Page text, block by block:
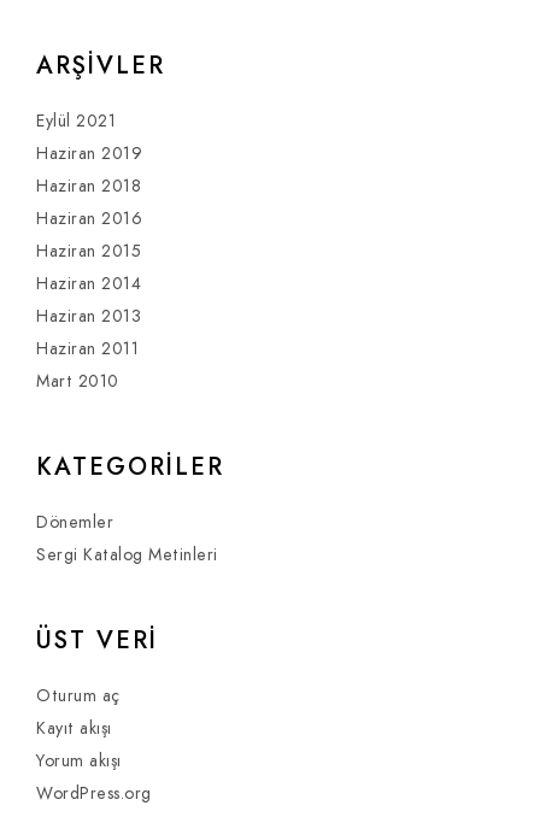
ARŞIVLER
Eylül 2021
Haziran 2019
Haziran 2018
Haziran 2016
Haziran 2015
Haziran 2014
Haziran 2013
Haziran 2011
Mart 2010
KATEGORILER
Dönemler
Sergi Katalog Metinleri
ÜST VERI
Oturum aç
Kayıt akışı
Yorum akışı
WordPress.org